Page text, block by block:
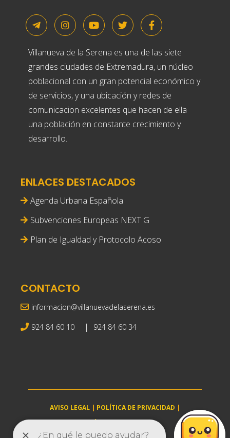
Villanueva de la Serena es una de las siete
grandes ciudades de Extremadura, un núcleo
poblacional con un gran potencial económico y
de servicios, y una ubicación y redes de
comunicacion excelentes que hacen de ella
una población en constante crecimiento y
desarrollo.
ENLACES DESTACADOS
Agenda Urbana Española
Subvenciones Europeas NEXT G
Plan de Igualdad y Protocolo Acoso
CONTACTO
informacion@villanuevadelaserena.es
924 84 60 10 | 924 84 60 34
AVISO LEGAL | POLÍTICA DE PRIVACIDAD |
villanuevadelaserena.es © 2025